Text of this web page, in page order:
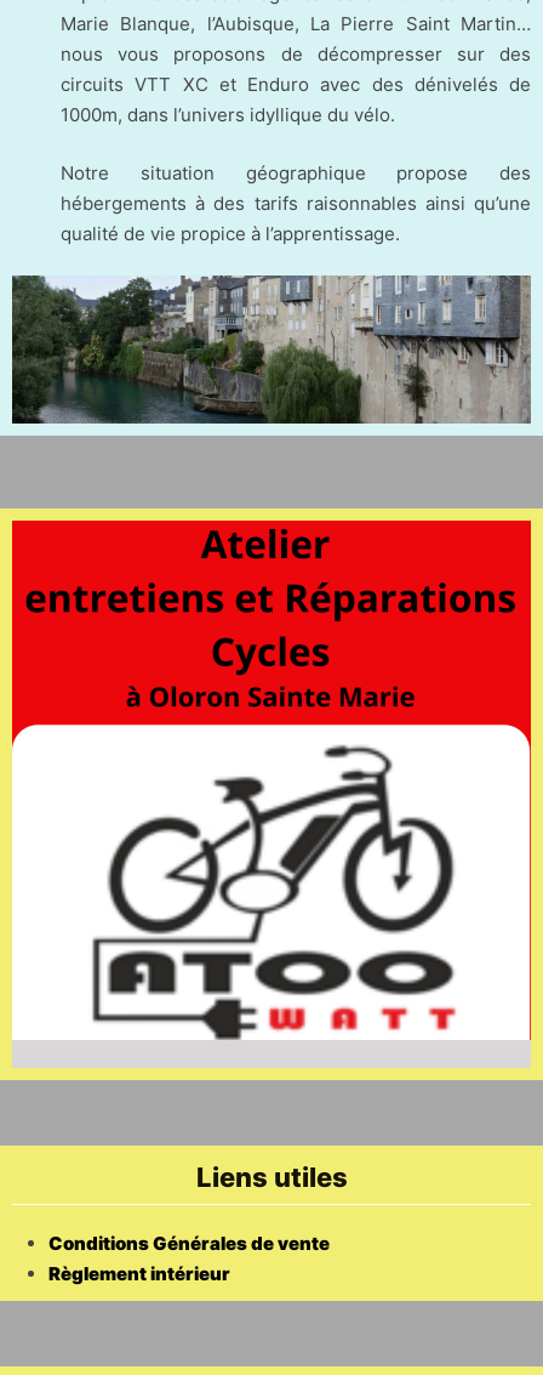
Marie Blanque, l’Aubisque, La Pierre Saint Martin…
nous vous proposons de décompresser sur des
circuits VTT XC et Enduro avec des dénivelés de
1000m, dans l’univers idyllique du vélo.
Notre situation géographique propose des
hébergements à des tarifs raisonnables ainsi qu’une
qualité de vie propice à l’apprentissage.
Liens utiles
Conditions Générales de vente
Règlement intérieur